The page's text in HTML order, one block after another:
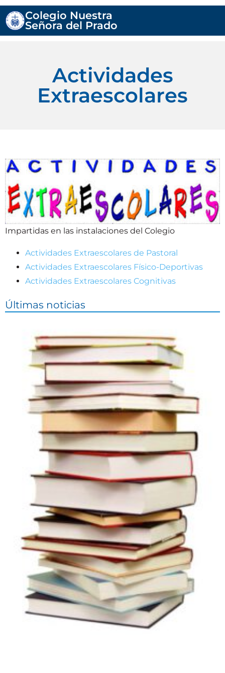
Colegio Nuestra
Señora del Prado
Actividades
Extraescolares
Impartidas en las instalaciones del Colegio
Actividades Extraescolares de Pastoral
Actividades Extraescolares Físico-Deportivas
Actividades Extraescolares Cognitivas
Últimas noticias